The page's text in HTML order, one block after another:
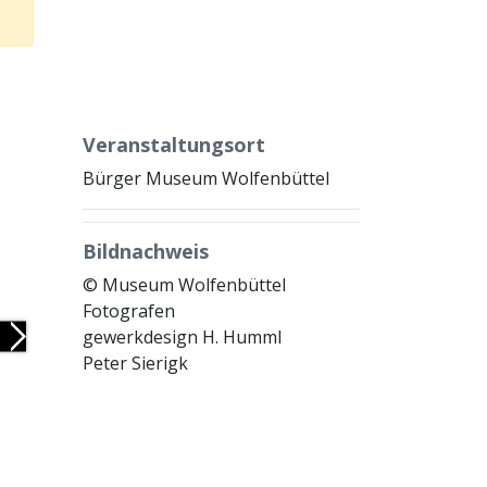
Next
Veranstaltungsort
Bürger Museum Wolfenbüttel
Bildnachweis
© Museum Wolfenbüttel
Fotografen
gewerkdesign H. Humml
Peter Sierigk